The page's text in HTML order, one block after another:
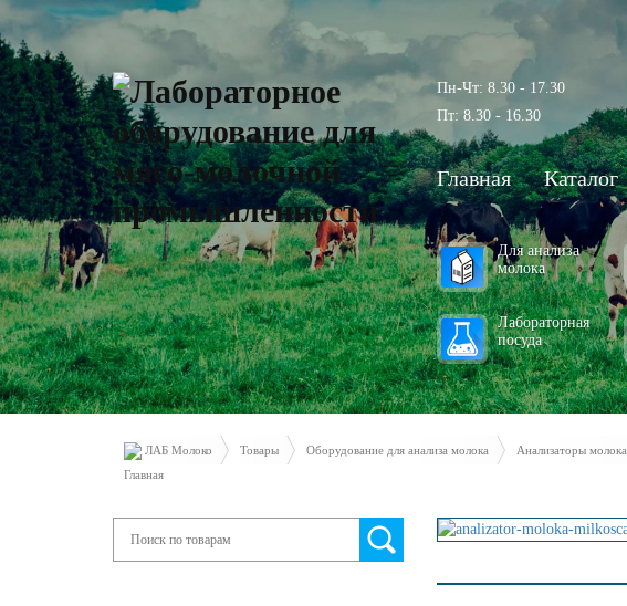
Пн-Чт: 8.30 - 17.30
Пт: 8.30 - 16.30
Главная Каталог
Для анализа
молока
Лабораторная
посуда
ЛАБ Молоко Товары Оборудование для анализа молока Анализаторы молока